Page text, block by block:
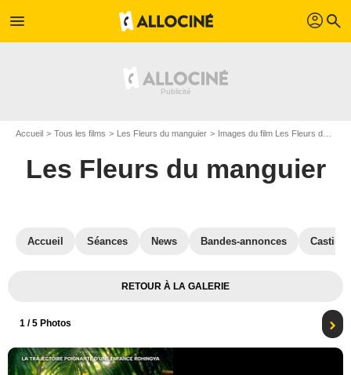
menu profil search
Accueil Tous les films Les Fleurs du manguier Images du film Les Fleurs du manguier
Les Fleurs du manguier
Accueil Séances News Bandes-annonces Casting
RETOUR À LA GALERIE
1 / 5 Photos